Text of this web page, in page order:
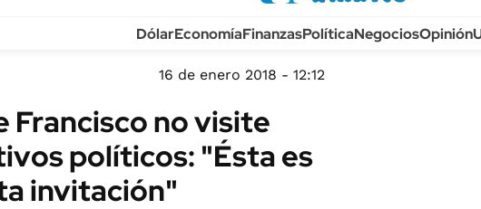
REPORT
TECNOLOGÍA
MÉXICO
MUNDO
INFORMACIÓN GENERAL
DólarEconomíaFinanzasPolíticaNegociosOpinión
16 de enero 2018 - 12:12
Francisco no visite
políticos: "Ésta es
invitación"